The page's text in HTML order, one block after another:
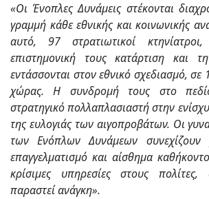
«Οι Ένοπλες Δυνάμεις στέκονται
γραμμή κάθε εθνικής και κοινωνικής
αυτό, 97 στρατιωτικοί
επιστημονική τους κατάρτιση και
εντάσσονται στον εθνικό σχεδιασμό, σε
χώρας. Η συνδρομή τους στο
στρατηγικό πολλαπλασιαστή στην
της ευλογιάς των αιγοπροβάτων. Οι
των Ενόπλων Δυνάμεων συνεχίζουν
επαγγελματισμό και αίσθημα
κρίσιμες υπηρεσίες στους
παραστεί ανάγκη».